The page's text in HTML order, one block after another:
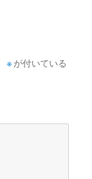
※ が付いている